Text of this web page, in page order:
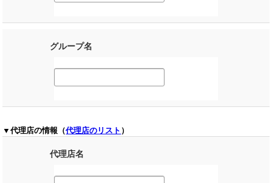
グループ名
▼代理店の情報（代理店のリスト ）
代理店名